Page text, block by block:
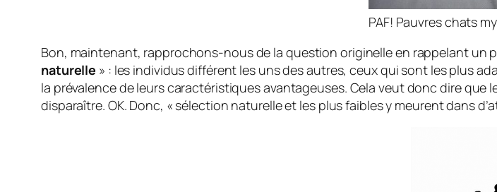
PAF! Pauvres chats
Bon, maintenant, rapprochons-nous de la question originelle en rappelant un
naturelle » : les individus différent les uns des autres, ceux qui sont les plus
la prévalence de leurs caractéristiques avantageuses. Cela veut donc dire
disparaître. OK. Donc, « sélection naturelle et les plus faibles y meurent dans